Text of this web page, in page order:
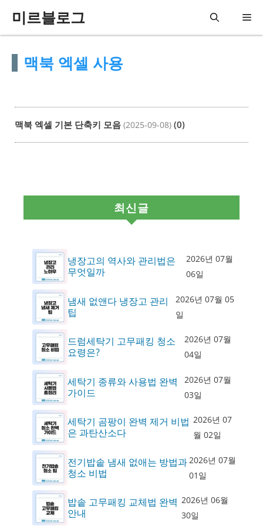
미르블로그 메
맥북 엑셀 사용
맥북 엑셀 기본 단축키 모음 (2025-09-08) (0)
최신글
냉장고의 역사와 관리법은
무엇일까
2026년 07월
06일
냄새 없앤다 냉장고 관리
팁
2026년 07월 05
일
드럼세탁기 고무패킹 청소
요령은?
2026년 07월
04일
세탁기 종류와 사용법 완벽
가이드
2026년 07월
03일
세탁기 곰팡이 완벽 제거 비법
은 과탄산소다
2026년 07
월 02일
전기밥솥 냄새 없애는 방법과
청소 비법
2026년 07월
01일
밥솥 고무패킹 교체법 완벽
안내
2026년 06월
30일